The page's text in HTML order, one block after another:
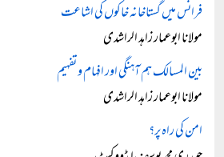
فرانس میں گستاخانہ خاکوں کی اشاعت
مولانا ابوعمار زاہد الراشدی
بین المسالک ہم آہنگی اور افہام و تفہیم
مولانا ابوعمار زاہد الراشدی
امن کی راہ پر؟